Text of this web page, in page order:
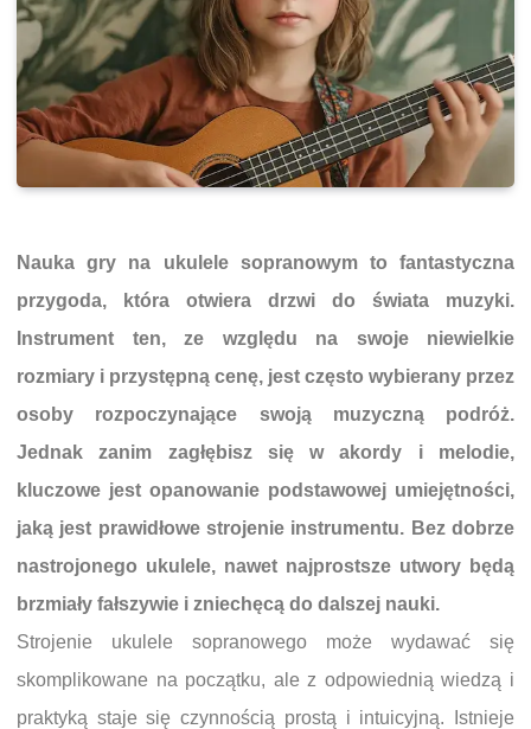
Nauka gry na ukulele sopranowym to fantastyczna
przygoda, która otwiera drzwi do świata muzyki.
Instrument ten, ze względu na swoje niewielkie
rozmiary i przystępną cenę, jest często wybierany przez
osoby rozpoczynające swoją muzyczną podróż.
Jednak zanim zagłębisz się w akordy i melodie,
kluczowe jest opanowanie podstawowej umiejętności,
jaką jest prawidłowe strojenie instrumentu. Bez dobrze
nastrojonego ukulele, nawet najprostsze utwory będą
brzmiały fałszywie i zniechęcą do dalszej nauki.
Strojenie ukulele sopranowego może wydawać się
skomplikowane na początku, ale z odpowiednią wiedzą i
praktyką staje się czynnością prostą i intuicyjną. Istnieje